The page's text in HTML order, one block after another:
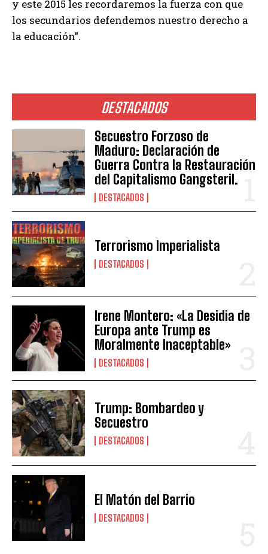
DESTACADOS
Secuestro Forzoso de
Maduro: Declaración de
Guerra Contra la Restauración
del Capitalismo Gangsteril.
DESTACADOS
Terrorismo Imperialista
DESTACADOS
Irene Montero: «La Desidia de
Europa ante Trump es
Moralmente Inaceptable»
DESTACADOS
Trump: Bombardeo y
Secuestro
DESTACADOS
El Matón del Barrio
DESTACADOS
y este 2015 les recordaremos la fuerza con que
los secundarios defendemos nuestro derecho a
la educación”.